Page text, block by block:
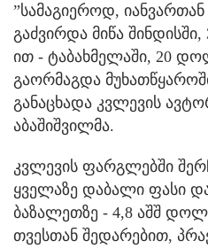
”სამაგიეროდ,
გაძვირდა მიწა
ით - ტაბახმელაში, 20
გაორმაგდა
განაცხადა კვლევის
აბაშიშვილმა.
კვლევის ფარგლებში
ყველაზე დაბალი ფასი
ბაზალეთზე - 4,8 აშშ
თვესთან შედარებით,